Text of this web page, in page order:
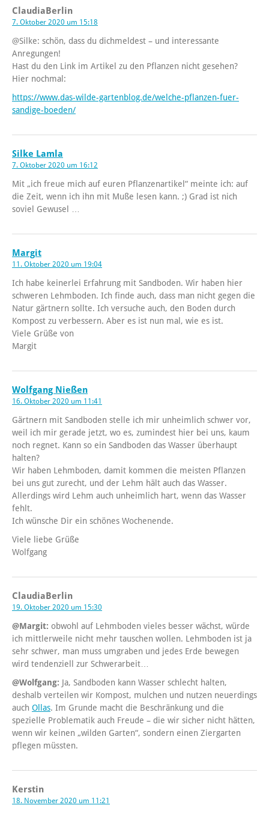
ClaudiaBerlin
7. Oktober 2020 um 15:18
@Silke: schön, dass du dichmeldest – und interessante
Anregungen!
Hast du den Link im Artikel zu den Pflanzen nicht gesehen?
Hier nochmal:
https://www.das-wilde-gartenblog.de/welche-pflanzen-fuer-
sandige-boeden/
Silke Lamla
7. Oktober 2020 um 16:12
Mit „ich freue mich auf euren Pflanzenartikel“ meinte ich: auf
die Zeit, wenn ich ihn mit Muße lesen kann. ;) Grad ist nich
soviel Gewusel …
Margit
11. Oktober 2020 um 19:04
Ich habe keinerlei Erfahrung mit Sandboden. Wir haben hier
schweren Lehmboden. Ich finde auch, dass man nicht gegen die
Natur gärtnern sollte. Ich versuche auch, den Boden durch
Kompost zu verbessern. Aber es ist nun mal, wie es ist.
Viele Grüße von
Margit
Wolfgang Nießen
16. Oktober 2020 um 11:41
Gärtnern mit Sandboden stelle ich mir unheimlich schwer vor,
weil ich mir gerade jetzt, wo es, zumindest hier bei uns, kaum
noch regnet. Kann so ein Sandboden das Wasser überhaupt
halten?
Wir haben Lehmboden, damit kommen die meisten Pflanzen
bei uns gut zurecht, und der Lehm hält auch das Wasser.
Allerdings wird Lehm auch unheimlich hart, wenn das Wasser
fehlt.
Ich wünsche Dir ein schönes Wochenende.
Viele liebe Grüße
Wolfgang
ClaudiaBerlin
19. Oktober 2020 um 15:30
@Margit: obwohl auf Lehmboden vieles besser wächst, würde
ich mittlerweile nicht mehr tauschen wollen. Lehmboden ist ja
sehr schwer, man muss umgraben und jedes Erde bewegen
wird tendenziell zur Schwerarbeit…
@Wolfgang: Ja, Sandboden kann Wasser schlecht halten,
deshalb verteilen wir Kompost, mulchen und nutzen neuerdings
auch Ollas. Im Grunde macht die Beschränkung und die
spezielle Problematik auch Freude – die wir sicher nicht hätten,
wenn wir keinen „wilden Garten“, sondern einen Ziergarten
pflegen müssten.
Kerstin
18. November 2020 um 11:21